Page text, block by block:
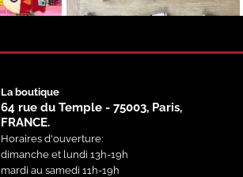
La boutique
64 rue du Temple - 75003, Paris,
FRANCE.
Horaires d'ouverture:
dimanche et lundi 13h-19h
mardi au samedi 11h-19h